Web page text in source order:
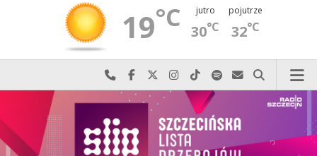
19°C jutro
30°C
pojutrze
32°C
Najlepiej po prostu do nas zadzwoń
Odwiedź nas na Facebook-u
Odwiedź nas na X
Odwiedź nas na Instagram-ie
Odwiedź nas na TikTok-u
Szukaj nas na Spotify
Wyślij do nas
Szukaj